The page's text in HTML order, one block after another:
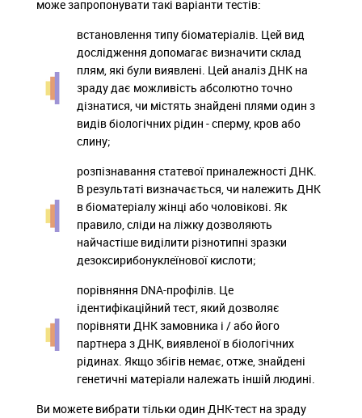
може запропонувати такі варіанти тестів:
встановлення типу біоматеріалів. Цей вид
дослідження допомагає визначити склад
плям, які були виявлені. Цей аналіз ДНК на
зраду дає можливість абсолютно точно
дізнатися, чи містять знайдені плями один з
видів біологічних рідин - сперму, кров або
слину;
розпізнавання статевої приналежності ДНК.
В результаті визначається, чи належить ДНК
в біоматеріалу жінці або чоловікові. Як
правило, сліди на ліжку дозволяють
найчастіше виділити різнотипні зразки
дезоксирибонуклеїнової кислоти;
порівняння DNA-профілів. Це
ідентифікаційний тест, який дозволяє
порівняти ДНК замовника і / або його
партнера з ДНК, виявленої в біологічних
рідинах. Якщо збігів немає, отже, знайдені
генетичні матеріали належать іншій людині.
Ви можете вибрати тільки один ДНК-тест на зраду